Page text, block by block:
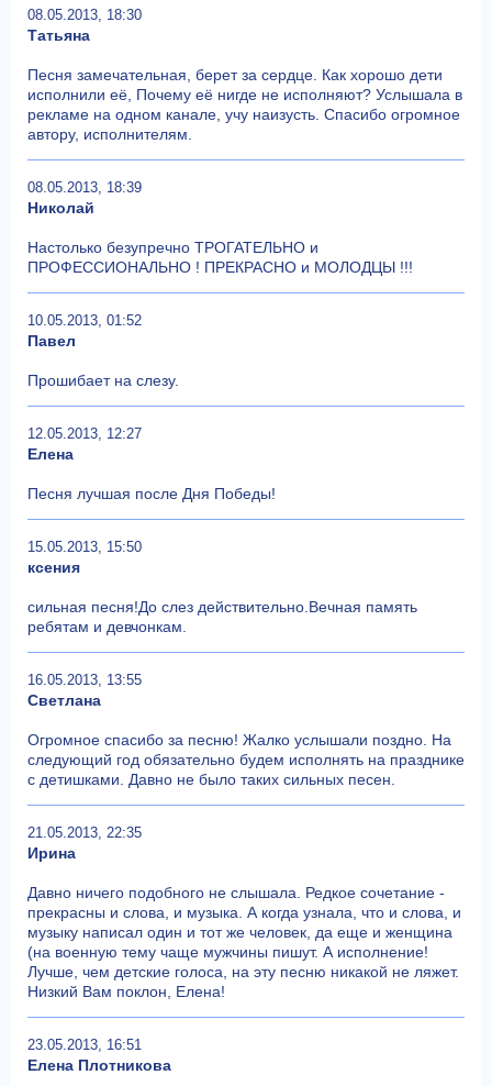
08.05.2013, 18:30
Татьяна
Песня замечательная, берет за сердце. Как хорошо дети
исполнили её, Почему её нигде не исполняют? Услышала в
рекламе на одном канале, учу наизусть. Спасибо огромное
автору, исполнителям.
08.05.2013, 18:39
Николай
Настолько безупречно ТРОГАТЕЛЬНО и
ПРОФЕССИОНАЛЬНО ! ПРЕКРАСНО и МОЛОДЦЫ !!!
10.05.2013, 01:52
Павел
Прошибает на слезу.
12.05.2013, 12:27
Елена
Песня лучшая после Дня Победы!
15.05.2013, 15:50
ксения
сильная песня!До слез действительно.Вечная память
ребятам и девчонкам.
16.05.2013, 13:55
Светлана
Огромное спасибо за песню! Жалко услышали поздно. На
следующий год обязательно будем исполнять на празднике
с детишками. Давно не было таких сильных песен.
21.05.2013, 22:35
Ирина
Давно ничего подобного не слышала. Редкое сочетание -
прекрасны и слова, и музыка. А когда узнала, что и слова, и
музыку написал один и тот же человек, да еще и женщина
(на военную тему чаще мужчины пишут. А исполнение!
Лучше, чем детские голоса, на эту песню никакой не ляжет.
Низкий Вам поклон, Елена!
23.05.2013, 16:51
Елена Плотникова